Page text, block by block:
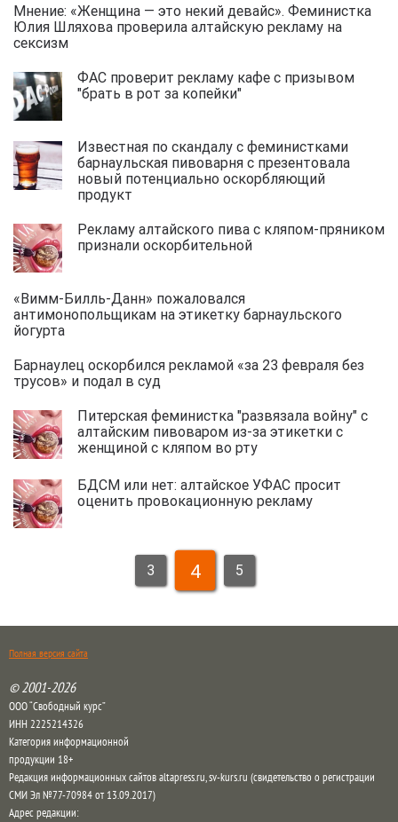
Мнение: «Женщина — это некий девайс». Феминистка
Юлия Шляхова проверила алтайскую рекламу на
сексизм
ФАС проверит рекламу кафе с призывом
"брать в рот за копейки"
Известная по скандалу с феминистками
барнаульская пивоварня с презентовала
новый потенциально оскорбляющий
продукт
Рекламу алтайского пива с кляпом-пряником
признали оскорбительной
«Вимм-Билль-Данн» пожаловался
антимонопольщикам на этикетку барнаульского
йогурта
Барнаулец оскорбился рекламой «за 23 февраля без
трусов» и подал в суд
Питерская феминистка "развязала войну" с
алтайским пивоваром из-за этикетки с
женщиной с кляпом во рту
БДСМ или нет: алтайское УФАС просит
оценить провокационную рекламу
3 4 5
Полная версия сайта
© 2001-2026
ООО “Свободный курс”
ИНН 2225214326
Категория информационной
продукции 18+
Редакция информационных сайтов altapress.ru, sv-kurs.ru (свидетельство о регистрации
СМИ Эл №77-70984 от 13.09.2017)
Адрес редакции: